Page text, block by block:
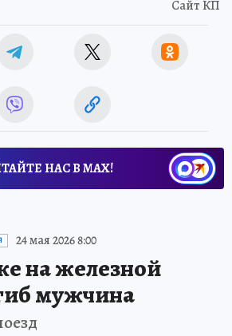
Сайт КП
НАС В МАХ!
24 мая 2026 8:00
на железной
мужчина